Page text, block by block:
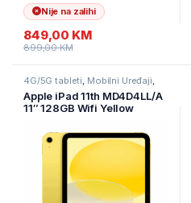
Nije na zalihi
849,00 KM
899,00KM
4G/5G tableti, Mobilni Uređaji,
Apple iPad 11th MD4D4LL/A
11″ 128GB Wifi Yellow